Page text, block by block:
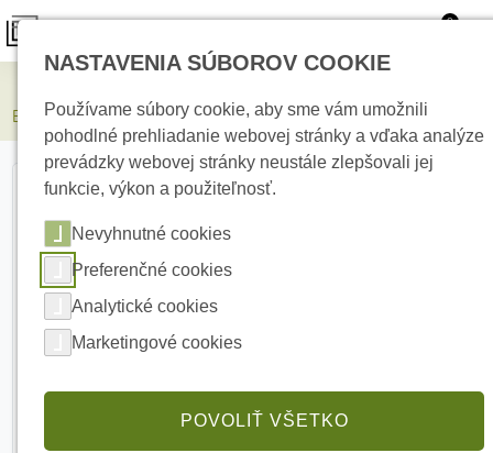
0
E-RSF10-1U-150G Polica do dátového rozvádzača
NASTAVENIA SÚBOROV COOKIE
Používame súbory cookie, aby sme vám umožnili
pohodlné prehliadanie webovej stránky a vďaka analýze
prevádzky webovej stránky neustále zlepšovali jej
funkcie, výkon a použiteľnosť.
Nevyhnutné cookies
Preferenčné cookies
Analytické cookies
Marketingové cookies
POVOLIŤ VŠETKO